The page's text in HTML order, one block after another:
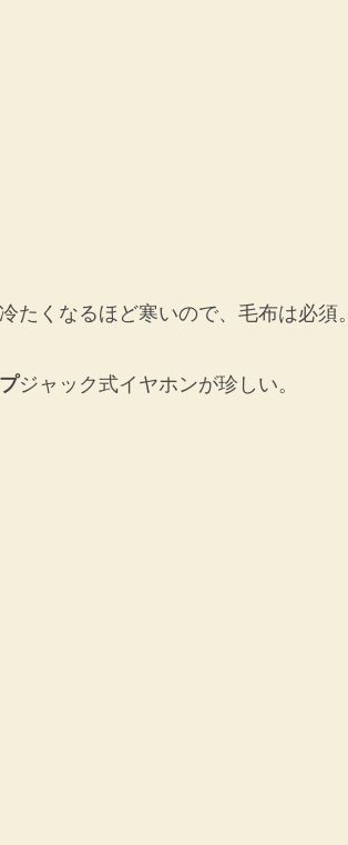
たくなるほど寒いので、毛布は必須。
ジャック式イヤホンが珍しい。